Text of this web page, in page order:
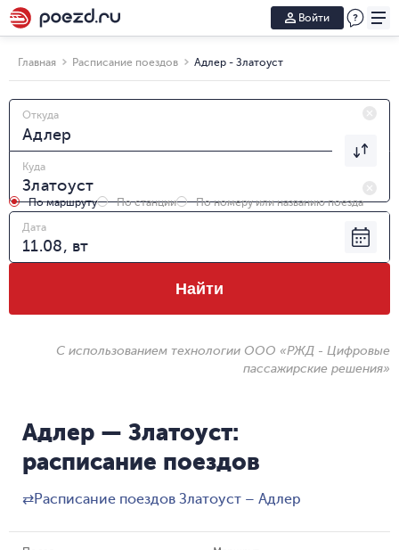
Войти
Главная Расписание поездов Адлер - Златоуст
Откуда
Куда
По маршруту По станции
По номеру или названию поезда
Дата
Найти
С использованием технологии ООО «РЖД - Цифровые
пассажирские решения»
Адлер — Златоуст:
расписание поездов
⇄Расписание поездов Златоуст – Адлер